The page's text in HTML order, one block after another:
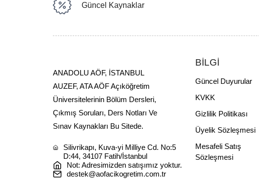
Güncel Kaynaklar
ANADOLU AÖF, İSTANBUL
AUZEF, ATA AÖF Açıköğretim
Üniversitelerinin Bölüm Dersleri,
Çıkmış Soruları, Ders Notları Ve
Sınav Kaynakları Bu Sitede.
Silivrikapı, Kuva-yi Milliye Cd. No:5
D:44, 34107 Fatih/İstanbul
Not: Adresimizden satışımız yoktur.
destek@aofacikogretim.com.tr
BİLGİ
Güncel Duyurular
KVKK
Gizlilik Politikası
Üyelik Sözleşmesi
Mesafeli Satış
Sözleşmesi